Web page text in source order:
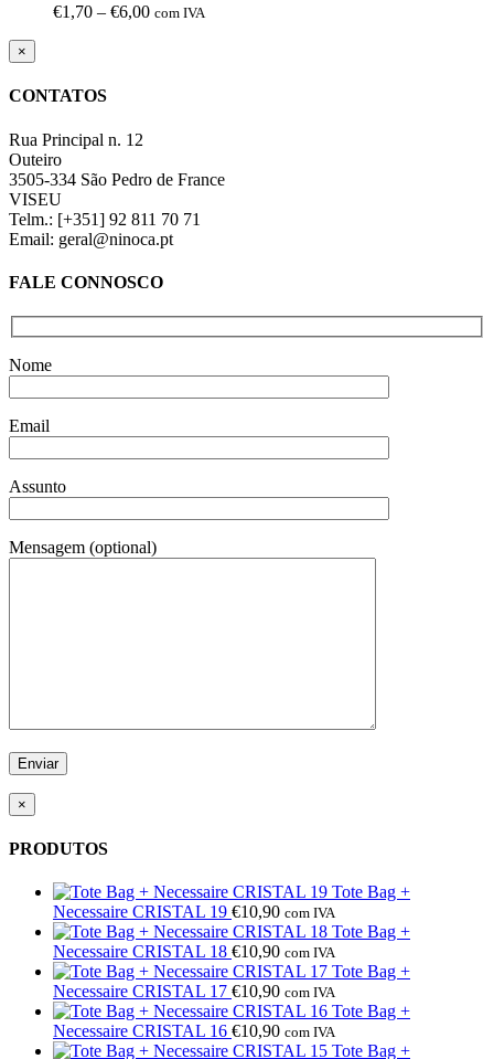
€1,70 – €6,00Price
com IVA
Close
product
view
×
CONTATOS
Rua Principal n. 12
Outeiro
3505-334 São Pedro de France
VISEU
Telm.: [+351] 92 811 70 71
Email: geral@ninoca.pt
FALE CONNOSCO
Nome
Email
Assunto
Mensagem (optional)
×
PRODUTOS
Tote Bag +
Necessaire CRISTAL 19 €10,90 com IVA
Tote Bag +
Necessaire CRISTAL 18 €10,90 com IVA
Tote Bag +
Necessaire CRISTAL 17 €10,90 com IVA
Tote Bag +
Necessaire CRISTAL 16 €10,90 com IVA
Tote Bag +